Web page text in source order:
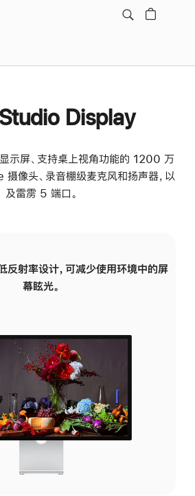
Display
示屏、支持桌上视角功能的 1200 万
像头、录音棚级麦克风和扬声器，以
及雷雳 5 端口。
反射率设计，可减少使用环境中的屏
幕眩光。